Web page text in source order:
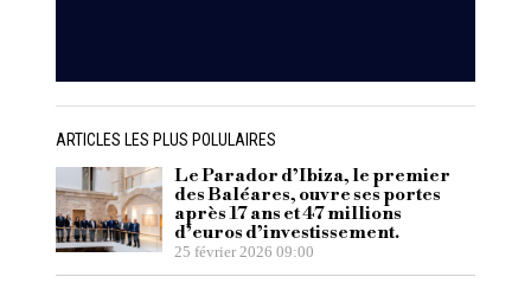
ARTICLES LES PLUS POLULAIRES
Le Parador d’Ibiza, le premier
des Baléares, ouvre ses portes
après 17 ans et 47 millions
d’euros d’investissement.
25 février 2026 09:00